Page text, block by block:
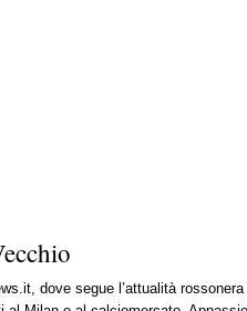
dove segue l’attualità